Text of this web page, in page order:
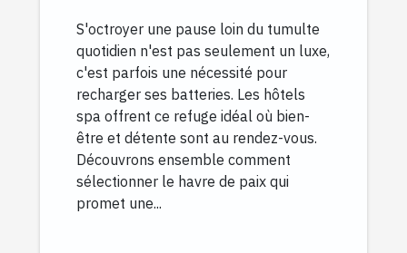
S'octroyer une pause loin du tumulte
quotidien n'est pas seulement un luxe,
c'est parfois une nécessité pour
recharger ses batteries. Les hôtels
spa offrent ce refuge idéal où bien-
être et détente sont au rendez-vous.
Découvrons ensemble comment
sélectionner le havre de paix qui
promet une...